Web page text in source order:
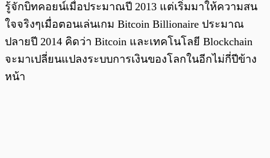
รู้จักบิทคอยน์เมื่อประมาณปี 2013 แต่เริ่มมาให้ความสน
ใจจริงๆเมื่อตอนเล่นเกม Bitcoin Billionaire ประมาณ
ปลายปี 2014 คิดว่า Bitcoin และเทคโนโลยี Blockchain
จะมาเปลี่ยนแปลงระบบการเงินของโลกในอีกไม่กี่ปีข้าง
หน้า